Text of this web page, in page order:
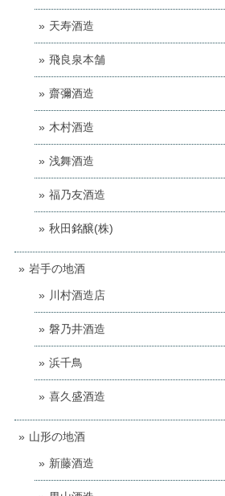
天寿酒造
飛良泉本舗
齋彌酒造
木村酒造
浅舞酒造
福乃友酒造
秋田銘醸(株)
岩手の地酒
川村酒造店
磐乃井酒造
浜千鳥
喜久盛酒造
山形の地酒
新藤酒造